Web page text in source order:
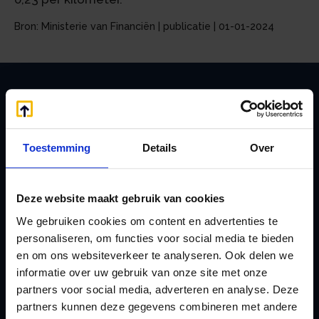
Toestemming Details Over
Deze website maakt gebruik van cookies
We gebruiken cookies om content en advertenties te
personaliseren, om functies voor social media te bieden
en om ons websiteverkeer te analyseren. Ook delen we
informatie over uw gebruik van onze site met onze
partners voor social media, adverteren en analyse. Deze
partners kunnen deze gegevens combineren met andere
Bron: Ministerie van Financiën | publicatie | 01-01-2024
Zoeken
Handige links
Afkoop Stamrecht
Belastingdienst
doorgeven
rekeningnummer
Lenen van de BV
Lijfrente BV
Liquidatie Pensioen BV